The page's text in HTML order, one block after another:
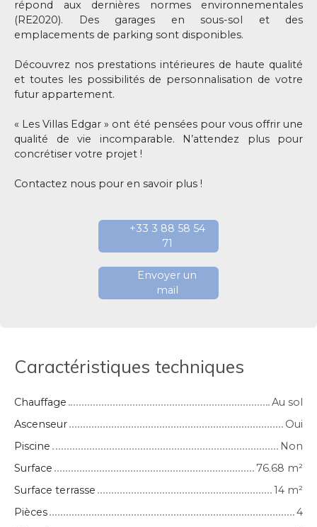
répond aux dernières normes environnementales
(RE2020). Des garages en sous-sol et des
emplacements de parking sont disponibles.
Découvrez nos prestations intérieures de haute qualité
et toutes les possibilités de personnalisation de votre
futur appartement.
« Les Villas Edgar » ont été pensées pour vous offrir une
qualité de vie incomparable. N’attendez plus pour
concrétiser votre projet !
Contactez nous pour en savoir plus !
+33 3 88 58 54
71
Envoyer un
mail
Caractéristiques techniques
Chauffage
Au sol
Ascenseur
Oui
Piscine
Non
Surface
76.68 m²
Surface terrasse
14 m²
Pièces
4